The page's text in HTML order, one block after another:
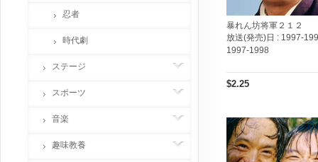
暴れん坊将軍２１２
放送(発売)日 : 1997-
1997-1998
$2.25
忍者
時代劇
ステージ
スポーツ
音楽
趣味教養